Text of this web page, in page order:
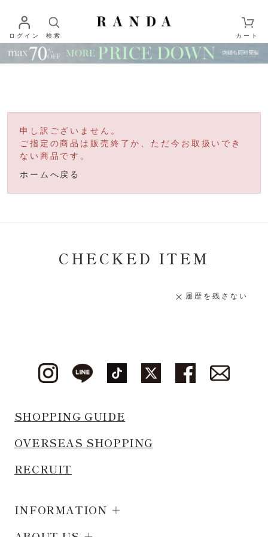
ログイン 検索 カート
申し訳ございません。
ご指定の商品は販売終了か、ただ今お取扱いでき
ない商品です。
ホームへ戻る
CHECKED ITEM
履歴を残さない
SHOPPING GUIDE
OVERSEAS SHOPPING
RECRUIT
INFORMATION